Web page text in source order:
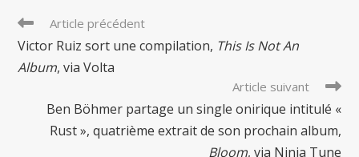
Read
articles
Article précédent
Victor Ruiz sort une compilation, This Is Not An
Album, via Volta
Article suivant
Ben Böhmer partage un single onirique intitulé «
Rust », quatrième extrait de son prochain album,
Bloom, via Ninja Tune